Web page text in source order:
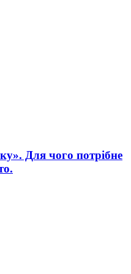
Для чого потрібне